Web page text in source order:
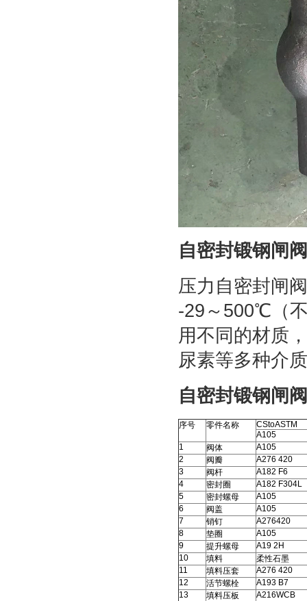
自密封锻钢闸
压力自密封闸
-29～500℃（
用不同的材质
尿素等多种介
自密封锻钢闸
序号 零件名称
CStoASTM
A105
1
阀体
A105
2
阀瓣
A276 420
3
阀杆
A182 F6
4
密封圈
A182 F304L
5
密封螺母
A105
6
阀盖
A105
7
销钉
A276420
8
垫圈
A105
9
提升螺母
A19 2H
10
填料
柔性石墨
11
填料压套
A276 420
12
活节螺栓
A193 B7
13
填料压板
A216WCB